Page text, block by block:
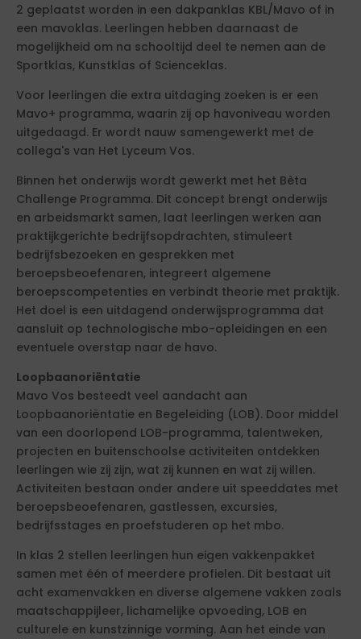
2 geplaatst worden in een dakpanklas KBL/Mavo of in
een mavoklas. Leerlingen hebben daarnaast de
mogelijkheid om na schooltijd deel te nemen aan de
Sportklas, Kunstklas of Scienceklas.
Voor leerlingen die extra uitdaging zoeken is er een
Mavo+ programma, waarin zij op havoniveau worden
uitgedaagd. Er wordt nauw samengewerkt met de
collega's van Het Lyceum Vos.
Binnen het onderwijs wordt gewerkt met het Bèta
Challenge Programma. Dit concept brengt onderwijs
en arbeidsmarkt samen, laat leerlingen werken aan
praktijkgerichte bedrijfsopdrachten, stimuleert
bedrijfsbezoeken en gesprekken met
beroepsbeoefenaren, integreert algemene
beroepscompetenties en verbindt theorie met praktijk.
Het doel is een uitdagend onderwijsprogramma dat
aansluit op technologische mbo-opleidingen en een
eventuele overstap naar de havo.
Loopbaanoriëntatie
Mavo Vos besteedt veel aandacht aan
Loopbaanoriëntatie en Begeleiding (LOB). Door middel
van een doorlopend LOB-programma, talentweken,
projecten en buitenschoolse activiteiten ontdekken
leerlingen wie zij zijn, wat zij kunnen en wat zij willen.
Activiteiten bestaan onder andere uit speeddates met
beroepsbeoefenaren, gastlessen, excursies,
bedrijfsstages en proefstuderen op het mbo.
In klas 2 stellen leerlingen hun eigen vakkenpakket
samen met één of meerdere profielen. Dit bestaat uit
acht examenvakken en diverse algemene vakken zoals
maatschappijleer, lichamelijke opvoeding, LOB en
culturele en kunstzinnige vorming. Aan het einde van